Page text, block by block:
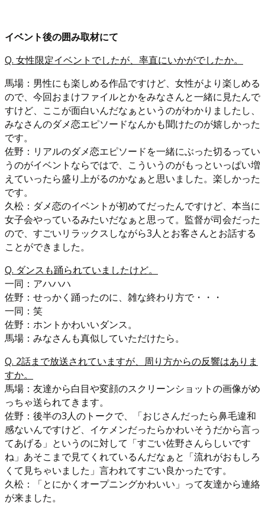
イベント後の囲み取材にて
Q. 女性限定イベントでしたが、率直にいかがでしたか。
馬場：男性にも楽しめる作品ですけど、女性がより楽しめる
ので、今回おまけファイルとかをみなさんと一緒に見たんで
すけど、ここが面白いんだなぁというのがわかりましたし、
みなさんのダメ恋エピソードなんかも聞けたのが嬉しかった
です。
佐野：リアルのダメ恋エピソードを一緒にぶった切るってい
うのがイベントならではで、こういうのがもっといっぱい増
えていったら盛り上がるのかなぁと思いました。楽しかった
です。
久松：ダメ恋のイベントが初めてだったんですけど、本当に
女子会やっているみたいだなぁと思って。監督が司会だった
ので、すごいリラックスしながら3人とお客さんとお話する
ことができました。
Q. ダンスも踊られていましたけど。
一同：アハハハ
佐野：せっかく踊ったのに、雑な終わり方で・・・
一同：笑
佐野：ホントかわいいダンス。
馬場：みなさんも真似していただけたら。
Q. 2話まで放送されていますが、周り方からの反響はありま
すか。
馬場：友達から白目や変顔のスクリーンショットの画像がめ
っちゃ送られてきます。
佐野：後半の3人のトークで、「おじさんだったら鼻毛違和
感ないんですけど、イケメンだったらかわいそうだから言っ
てあげる」というのに対して「すごい佐野さんらしいです
ね」あそこまで見てくれているんだなぁと「流れがおもしろ
くて見ちゃいました」言われてすごい良かったです。
久松：「とにかくオープニングかわいい」って友達から連絡
が来ました。